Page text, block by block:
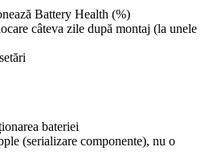
Battery Health (%)
câteva zile după montaj (la unele
bateriei
(serializare componente), nu o